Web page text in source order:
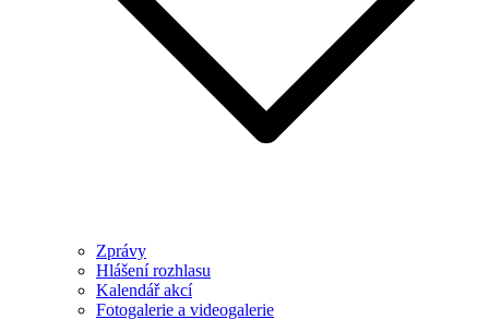
Zprávy
Hlášení rozhlasu
Kalendář akcí
Fotogalerie a videogalerie